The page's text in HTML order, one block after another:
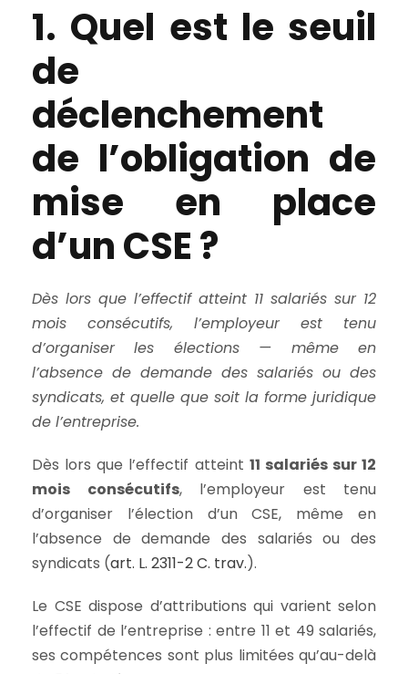
1. Quel est le seuil
de
déclenchement
de l’obligation de
mise en place
d’un CSE ?
Dès lors que l’effectif atteint 11 salariés sur 12
mois consécutifs, l’employeur est tenu
d’organiser les élections — même en
l’absence de demande des salariés ou des
syndicats, et quelle que soit la forme juridique
de l’entreprise.
Dès lors que l’effectif atteint 11 salariés sur 12
mois consécutifs, l’employeur est tenu
d’organiser l’élection d’un CSE, même en
l’absence de demande des salariés ou des
syndicats (art. L. 2311-2 C. trav.).
Le CSE dispose d’attributions qui varient selon
l’effectif de l’entreprise : entre 11 et 49 salariés,
ses compétences sont plus limitées qu’au-delà